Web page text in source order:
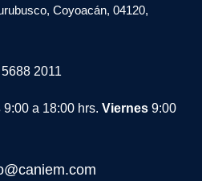
Coyoacán, 04120,
2011
9:00 a 18:00 hrs. Viernes 9:00